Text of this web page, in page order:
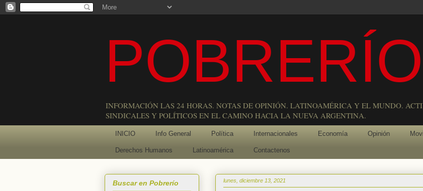
INFORMACIÓN LAS 24 HORAS. NOTAS DE OPINIÓN. LATINOAMÉRICA Y EL MUNDO.
SINDICALES Y POLÍTICOS EN EL CAMINO HACIA LA NUEVA ARGENTINA.
INICIO Info General Política Internacionales Economía Opinión
Derechos Humanos Latinoamérica Contactenos
lunes, diciembre 13, 2021
Buscar en Pobrerío